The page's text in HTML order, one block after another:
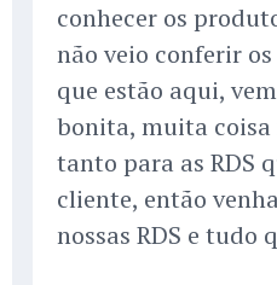
conhecer os
não veio conferir
que estão aqui,
bonita, muita
tanto para as RDS
cliente, então
nossas RDS e tudo